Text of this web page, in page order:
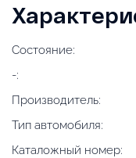
Состояние:
-:
Производитель:
Тип автомобиля:
Каталожный номер: